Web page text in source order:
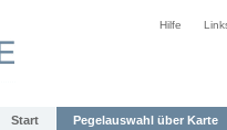
Hilfe
Start Pegelauswahl über Karte